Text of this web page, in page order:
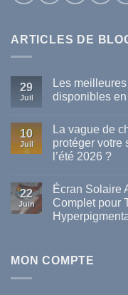
ARTICLES DE
29
Juil
Les
disponibles
sur
meilleures
marques
disponibles
en
Tunisie
10
Juil
La vague de
protéger votre
l’été 2026 ?
sur
La
vague
de
comment
22
Juin
Écran Solaire
Complet pour
Écran
MON COMPTE